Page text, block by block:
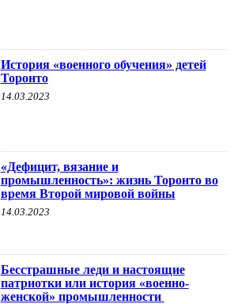
История «военного обучения» детей
Торонто
14.03.2023
«Дефицит, вязание и
промышленность»: жизнь Торонто во
время Второй мировой войны
14.03.2023
Бесстрашные леди и настоящие
патриотки или история «военно-
женской» промышленности